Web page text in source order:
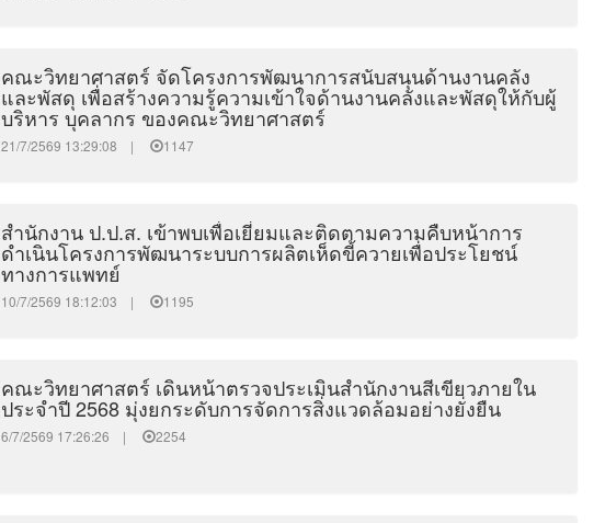
คณะวิทยาศาสตร์ จัดโครงการพัฒนาการสนับสนุนด้านงานคลัง
และพัสดุ เพื่อสร้างความรู้ความเข้าใจด้านงานคลังและพัสดุให้กับผู้
บริหาร บุคลากร ของคณะวิทยาศาสตร์
21/7/2569 13:29:08 | 1147
สำนักงาน ป.ป.ส. เข้าพบเพื่อเยี่ยมและติดตามความคืบหน้าการ
ดำเนินโครงการพัฒนาระบบการผลิตเห็ดขี้ควายเพื่อประโยชน์
ทางการแพทย์
10/7/2569 18:12:03 | 1195
คณะวิทยาศาสตร์ เดินหน้าตรวจประเมินสำนักงานสีเขียวภายใน
ประจำปี 2568 มุ่งยกระดับการจัดการสิ่งแวดล้อมอย่างยั่งยืน
6/7/2569 17:26:26 | 2254